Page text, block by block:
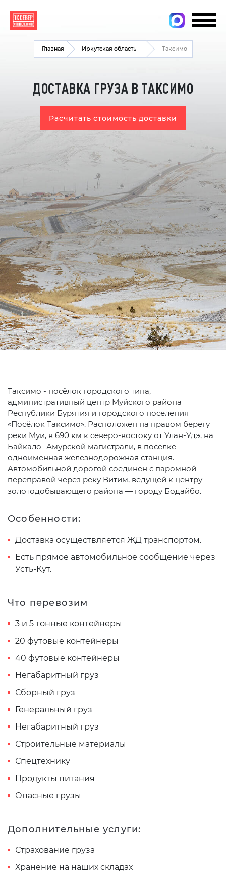
ДОСТАВКА ГРУЗА В ТАКСИМО
Расчитать стоимость доставки
Главная Иркутская область Таксимо
Таксимо - посёлок городского типа,
административный центр Муйского района
Республики Бурятия и городского поселения
«Посёлок Таксимо». Расположен на правом берегу
реки Муи, в 690 км к северо-востоку от Улан-Удэ, на
Байкало- Амурской магистрали, в посёлке —
одноимённая железнодорожная станция.
Автомобильной дорогой соединён с паромной
переправой через реку Витим, ведущей к центру
золотодобывающего района — городу Бодайбо.
Особенности:
Доставка осуществляется ЖД транспортом.
Есть прямое автомобильное сообщение через
Усть-Кут.
Что перевозим
3 и 5 тонные контейнеры
20 футовые контейнеры
40 футовые контейнеры
Негабаритный груз
Сборный груз
Генеральный груз
Негабаритный груз
Строительные материалы
Спецтехнику
Продукты питания
Опасные грузы
Дополнительные услуги:
Страхование груза
Хранение на наших складах